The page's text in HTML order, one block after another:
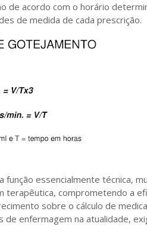
de acordo com o horário
de medida de cada prescrição.
função essencialmente técnica,
terapêutica, comprometendo a
sobre o cálculo de
de enfermagem na atualidade,